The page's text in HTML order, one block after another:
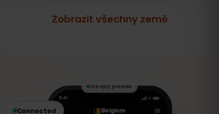
Zobrazit všechny země